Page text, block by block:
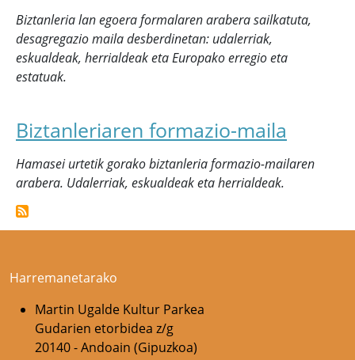
Biztanleria lan egoera formalaren arabera sailkatuta,
desagregazio maila desberdinetan: udalerriak,
eskualdeak, herrialdeak eta Europako erregio eta
estatuak.
Biztanleriaren formazio-maila
Hamasei urtetik gorako biztanleria formazio-mailaren
arabera. Udalerriak, eskualdeak eta herrialdeak.
Harremanetarako
Martin Ugalde Kultur Parkea
Gudarien etorbidea z/g
20140 - Andoain (Gipuzkoa)